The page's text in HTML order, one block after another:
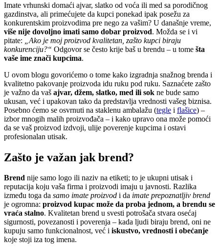
Imate vrhunski domaći ajvar, slatko od voća ili med sa porodičnog
gazdinstva, ali primećujete da kupci ponekad ipak posežu za
konkurentskim proizvodima pre nego za vašim? U današnje vreme,
više nije dovoljno imati samo dobar proizvod. Možda se i vi
pitate:
„Ako je moj proizvod kvalitetan, zašto kupci biraju
konkurenciju?“ Odgovor se često krije baš u brendu – u tome šta
vaše ime znači kupcima.
U ovom blogu govorićemo o tome kako izgradnja snažnog brenda i
kvalitetno pakovanje proizvoda idu ruku pod ruku. Saznaćete zašto
je važno da vaš ajvar, džem, slatko, med ili sok ne bude samo
ukusan, već i upakovan tako da predstavlja vrednosti vašeg biznisa.
Posebno ćemo se osvrnuti na staklenu ambalažu (tegle i flašice) –
izbor mnogih malih proizvođača – i kako upravo ona može pomoći
da se vaš proizvod izdvoji, ulije poverenje kupcima i ostavi
profesionalan utisak.
Zašto je važan jak brend?
Brend nije samo logo ili naziv na etiketi; to je ukupni utisak i
reputacija koju vaša firma i proizvodi imaju u javnosti. Razlika
između toga da samo imate proizvod i da imate prepoznatljiv brend
je ogromna: proizvod kupac može da proba jednom, a brendu se
vraća stalno. Kvalitetan brend u svesti potrošača stvara osećaj
sigurnosti, povezanosti i poverenja – kada ljudi biraju brend, oni ne
kupuju samo funkcionalnost, već i iskustvo, vrednosti i obećanje
koje stoji iza tog imena.